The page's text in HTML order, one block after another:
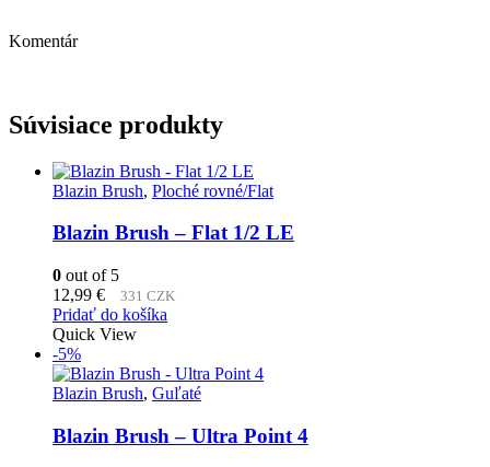
Komentár
Súvisiace produkty
Blazin Brush, Ploché rovné/Flat
Blazin Brush – Flat 1/2 LE
0 out of 5
12,99 € 331 CZK
Pridať do košíka
Quick View
-5%
Blazin Brush, Guľaté
Blazin Brush – Ultra Point 4